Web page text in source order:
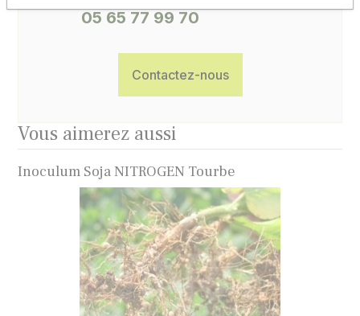
05 65 77 99 70
Contactez-nous
Vous aimerez aussi
Inoculum Soja NITROGEN Tourbe